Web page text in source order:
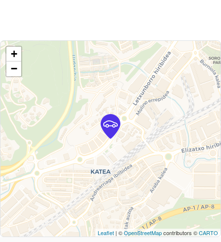
+
−
Leaflet | ©OpenStreetMapcontributors ©CARTO